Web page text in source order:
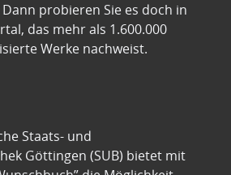
probieren Sie es doch in
das mehr als 1.600.000
Werke nachweist.
Staats- und
Göttingen (SUB) bietet mit